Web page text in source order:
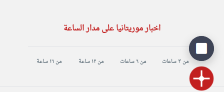
اخبار موريتانيا على مدار الساعة
من ٣ ساعات من ٦ ساعات من ١٢ ساعة من ١٦ ساعة